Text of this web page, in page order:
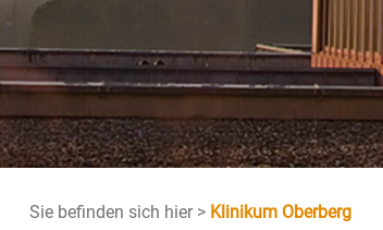
Sie befinden sich hier > Klinikum Oberberg